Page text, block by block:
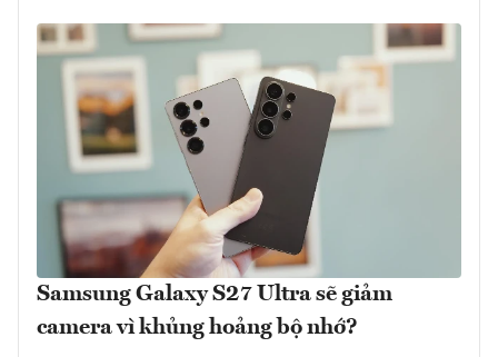
Samsung Galaxy S27 Ultra sẽ giảm
camera vì khủng hoảng bộ nhớ?